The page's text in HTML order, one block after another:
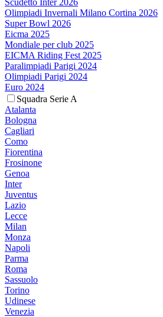
Olimpiadi Invernali Milano Cortina 2026
Super Bowl 2026
Eicma 2025
Mondiale per club 2025
EICMA Riding Fest 2025
Paralimpiadi Parigi 2024
Olimpiadi Parigi 2024
Euro 2024
Squadra Serie A
Atalanta
Bologna
Cagliari
Como
Fiorentina
Frosinone
Genoa
Inter
Juventus
Lazio
Lecce
Milan
Monza
Napoli
Parma
Roma
Sassuolo
Torino
Udinese
Venezia